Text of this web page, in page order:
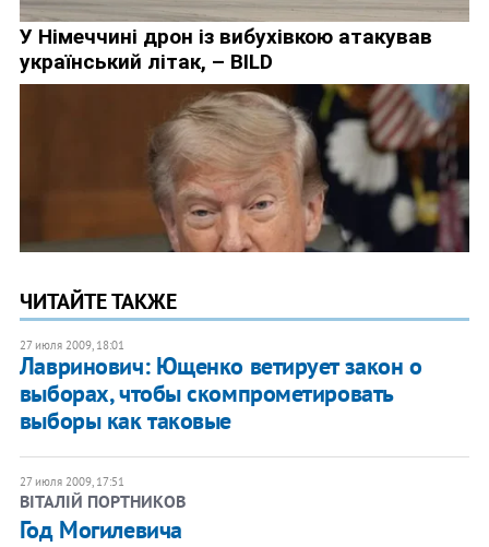
ЧИТАЙТЕ ТАКЖЕ
27 июля 2009, 18:01
Лавринович: Ющенко ветирует закон о
выборах, чтобы скомпрометировать
выборы как таковые
27 июля 2009, 17:51
ВІТАЛІЙ ПОРТНИКОВ
Год Могилевича